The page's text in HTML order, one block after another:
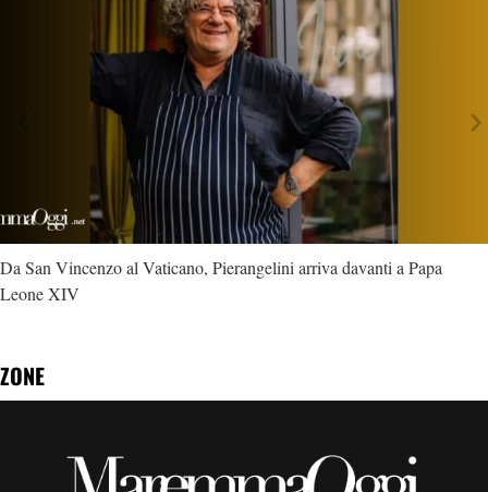
Da San Vincenzo al Vaticano, Pierangelini arriva davanti a Papa
Leone XIV
ZONE